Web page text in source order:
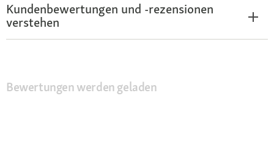
Kundenbewertungen und -rezensionen
verstehen
Bewertungen werden geladen